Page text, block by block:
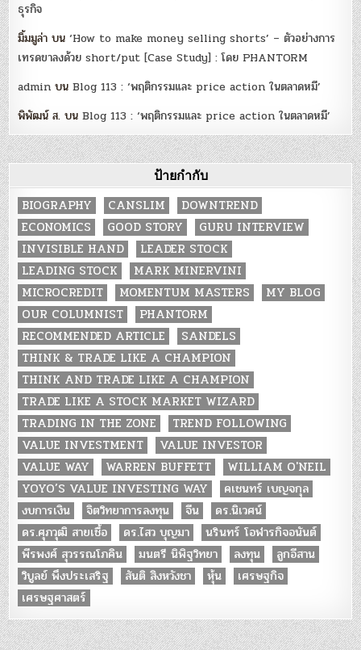
ธุรกิจ
มิ้มมูล่า บน‘How to make money selling shorts’ – ตัวอย่างการ
เทรดขาลงด้วย short/put [Case Study] : โดย PHANTORM
admin บนBlog 113 : ‘พฤติกรรมและ price action ในตลาดหมี’
พิพัฒน์ ส. บนBlog 113 : ‘พฤติกรรมและ price action ในตลาดหมี’
ป้ายกำกับ
BIOGRAPHY CANSLIM
DOWNTREND
ECONOMICS
GOOD STORY
GURU INTERVIEW
INVISIBLE HAND
LEADER STOCK
LEADING STOCK
MARK MINERVINI
MICROCREDIT
MOMENTUM MASTERS
MY BLOG
OUR COLUMNIST
PHANTORM
RECOMMENDED ARTICLE
SANDELS
THINK & TRADE LIKE A CHAMPION
THINK AND TRADE LIKE A CHAMPION
TRADE LIKE A STOCK MARKET WIZARD
TRADING IN THE ZONE
TREND FOLLOWING
VALUE INVESTMENT
VALUE INVESTOR
VALUE WAY
WARREN BUFFETT
WILLIAM O'NEIL
YOYO’S VALUE INVESTING WAY
คเชนทร์ เบญจกุล
งบการเงิน
จิตวิทยาการลงทุน จีน
ดร.นิเวศน์
ดร.ศุภวุฒิ สายเชื้อ
ดร.ไสว บุญมา
นรินทร์ โอฬารกิจอนันต์
พีรพงศ์ สุวรรณโภคิน
มนตรี นิพิฐวิทยา ลงทุน
ลูกอีสาน
วิบูลย์ พึงประเสริฐ
สันติ สิงหวังชา หุ้น
เศรษฐกิจ
เศรษฐศาสตร์